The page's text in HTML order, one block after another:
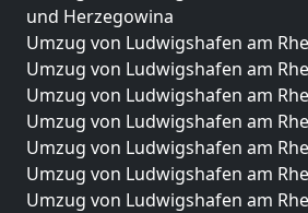
und Herzegowina
Umzug von Ludwigshafen am
Umzug von Ludwigshafen am
Umzug von Ludwigshafen am
Umzug von Ludwigshafen am
Umzug von Ludwigshafen am
Umzug von Ludwigshafen am
Umzug von Ludwigshafen am